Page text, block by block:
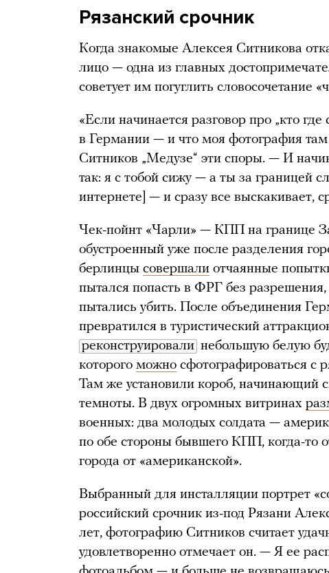
Рязанский срочник
Когда знакомые Алексея Ситникова
лицо — одна из главных
советует им погуглить словосочетание
«Если начинается разговор про „кто
в Германии — и что моя фотография там
Ситников „Медузе“ эти споры. — И
так: я с тобой сижу — а ты за границей
интернете] — и сразу все выскакивает,
Чек-пойнт «Чарли» — КПП на границе
обустроенный уже после разделения
берлинцы совершали отчаянные
пытался попасть в ФРГ без
пытались убить. После объединения
превратился в туристический
реконструировали небольшую белую
которого можно сфотографироваться с
Там же установили короб, начинающий
темноты. В двух огромных витринах
военных: два молодых солдата —
по обе стороны бывшего КПП, когда-то
города от «американской».
Выбранный для инсталляции портрет
российский срочник из-под Рязани
лет, фотографию Ситников считает
удовлетворенно отмечает он. — Я ее